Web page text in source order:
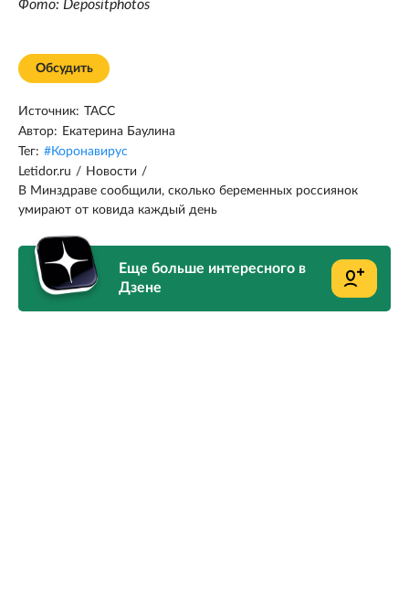
Фото: Depositphotos
Обсудить
Источник: ТАСС
Автор: Екатерина Баулина
Тег: #Коронавирус
Letidor.ru / Новости /
В Минздраве сообщили, сколько беременных россиянок
умирают от ковида каждый день
Еще больше интересного в
Дзене